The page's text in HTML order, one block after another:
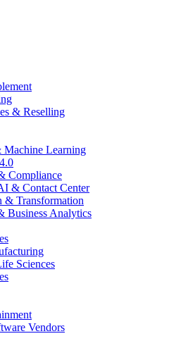
& Reselling
Learning
Compliance
& Contact Center
Transformation
Business Analytics
Sciences
Vendors